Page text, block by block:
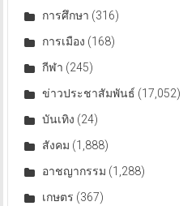
การศึกษา (316)
การเมือง (168)
กีฬา (245)
ข่าวประชาสัมพันธ์ (17,052)
บันเทิง (24)
สังคม (1,888)
อาชญากรรม (1,288)
เกษตร (367)